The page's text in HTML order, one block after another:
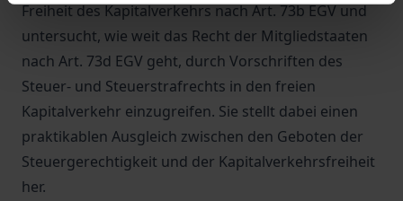
Freiheit des Kapitalverkehrs nach Art. 73b EGV und
untersucht, wie weit das Recht der Mitgliedstaaten
nach Art. 73d EGV geht, durch Vorschriften des
Steuer- und Steuerstrafrechts in den freien
Kapitalverkehr einzugreifen. Sie stellt dabei einen
praktikablen Ausgleich zwischen den Geboten der
Steuergerechtigkeit und der Kapitalverkehrsfreiheit
her.